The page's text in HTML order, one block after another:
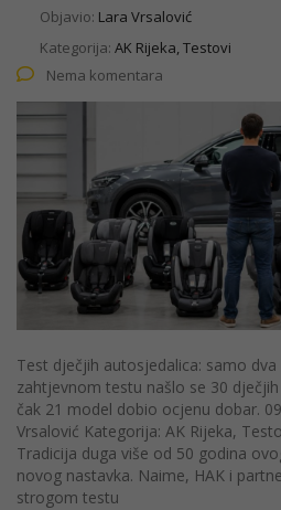
Objavio: Lara Vrsalović
Kategorija: AK Rijeka, Testovi
Nema komentara
Test dječjih autosjedalica: samo
zahtjevnom testu našlo se 30
čak 21 model dobio ocjenu dobar.
Vrsalović Kategorija: AK Rijeka,
Tradicija duga više od 50 godina
novog nastavka. Naime, HAK i
strogom testu